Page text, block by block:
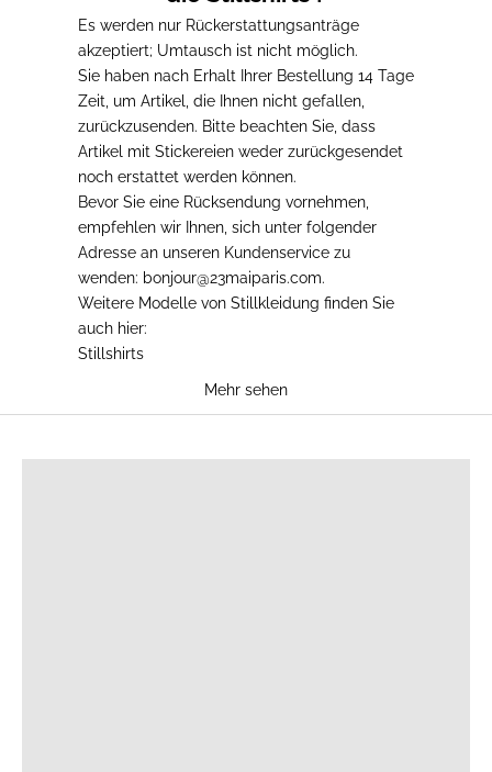
Es werden nur Rückerstattungsanträge
akzeptiert; Umtausch ist nicht möglich.
Sie haben nach Erhalt Ihrer Bestellung 14 Tage
Zeit, um Artikel, die Ihnen nicht gefallen,
zurückzusenden. Bitte beachten Sie, dass
Artikel mit Stickereien weder zurückgesendet
noch erstattet werden können.
Bevor Sie eine Rücksendung vornehmen,
empfehlen wir Ihnen, sich unter folgender
Adresse an unseren Kundenservice zu
wenden: bonjour@23maiparis.com.
Weitere Modelle von Stillkleidung finden Sie
auch hier:
Stillshirts
Mehr sehen